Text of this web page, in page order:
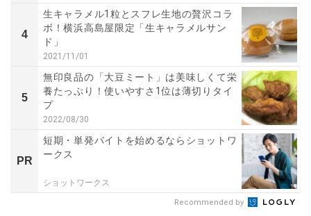
4
生キャラメル1粒とスフレ生地の贅沢コラ
ボ！横浜高島屋限定「生キャラメルサン
ド」
2021/11/01
5
無印良品の「大豆ミート」は美味しくて栄
養たっぷり！使いやすさ1位は薄切りタイ
プ
2022/08/30
PR
短期・単発バイトを始めるならショットワ
ークス
ショットワークス
Recommended by